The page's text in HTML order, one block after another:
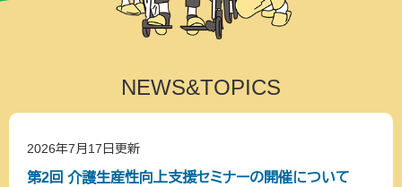
NEWS&TOPICS
2026年7月17日更新
第2回 介護生産性向上支援セミナーの開催について